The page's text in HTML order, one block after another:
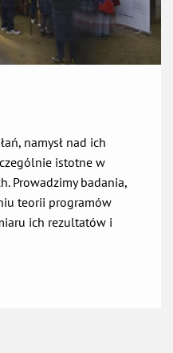
namysł nad ich
teorii programów
ich rezultatów i
karcie